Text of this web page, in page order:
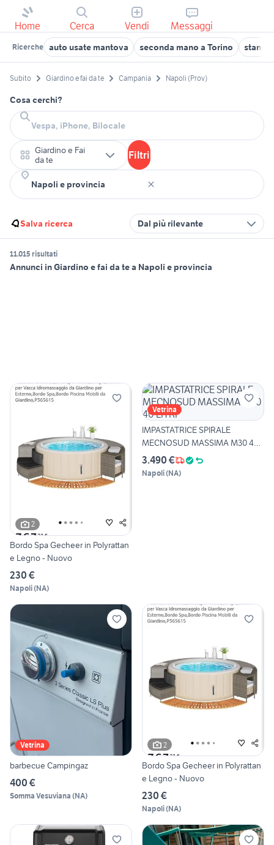
Home Cerca Vendi Messaggi
Ricerche auto usate mantova seconda mano a Torino stanze
Subito Giardino e fai da te Campania Napoli (Prov)
Cosa cerchi?
Giardino e Fai
da te
Filtri
Salva ricerca Dal più rilevante
11.015 risultati
Annunci in Giardino e fai da te a Napoli e provincia
2
Bordo Spa Gecheer in Polyrattan
e Legno - Nuovo
230 €
Napoli(NA)
Vetrina
IMPASTATRICE SPIRALE
MECNOSUD MASSIMA M30 40
LITRI
3.490 €
Napoli(NA)
Vetrina
barbecue Campingaz
400 €
Somma Vesuviana (NA)
2
Bordo Spa Gecheer in Polyrattan
e Legno - Nuovo
230 €
Napoli(NA)